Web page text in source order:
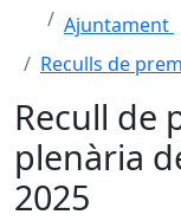
Ajuntament
Reculls de
Recull de
plenària
2025